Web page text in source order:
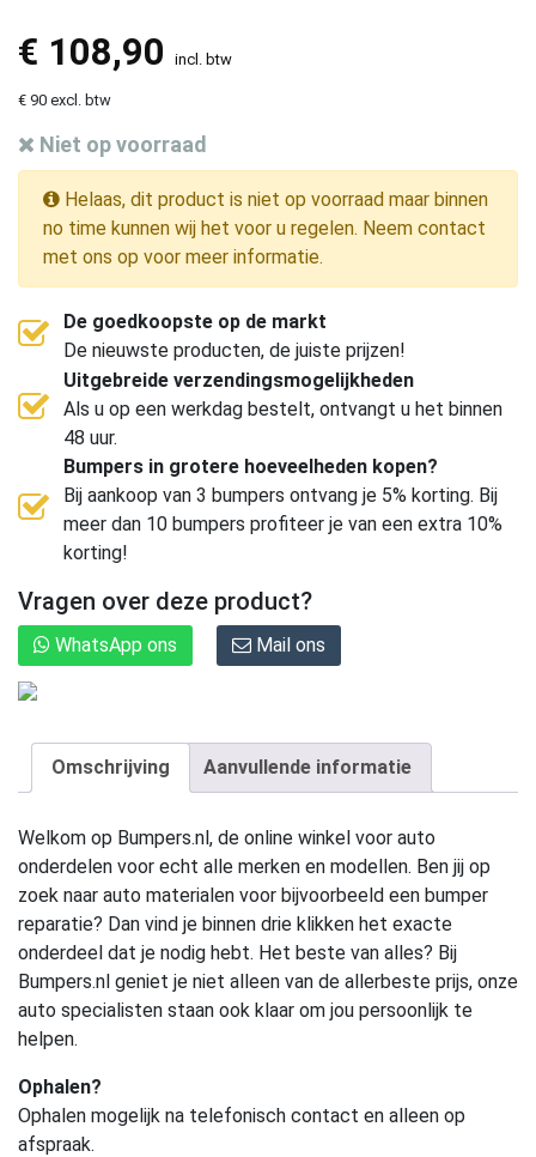
€ 108,90 incl. btw
€ 90 excl. btw
Niet op voorraad
Helaas, dit product is niet op voorraad maar binnen
no time kunnen wij het voor u regelen. Neem contact
met ons op voor meer informatie.
De goedkoopste op de markt
De nieuwste producten, de juiste prijzen!
Uitgebreide verzendingsmogelijkheden
Als u op een werkdag bestelt, ontvangt u het binnen
48 uur.
Bumpers in grotere hoeveelheden kopen?
Bij aankoop van 3 bumpers ontvang je 5% korting. Bij
meer dan 10 bumpers profiteer je van een extra 10%
korting!
Vragen over deze product?
WhatsApp ons Mail ons
Omschrijving Aanvullende informatie
Welkom op Bumpers.nl, de online winkel voor auto
onderdelen voor echt alle merken en modellen. Ben jij op
zoek naar auto materialen voor bijvoorbeeld een bumper
reparatie? Dan vind je binnen drie klikken het exacte
onderdeel dat je nodig hebt. Het beste van alles? Bij
Bumpers.nl geniet je niet alleen van de allerbeste prijs, onze
auto specialisten staan ook klaar om jou persoonlijk te
helpen.
Ophalen?
Ophalen mogelijk na telefonisch contact en alleen op
afspraak.